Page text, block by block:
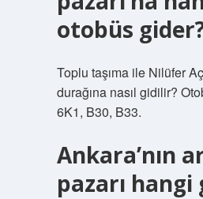
otobüs
Toplu taşıma ile Nilüfer
durağına nasıl gidilir?
6K1, B30, B33.
Ankara’nın
pazarı hangi